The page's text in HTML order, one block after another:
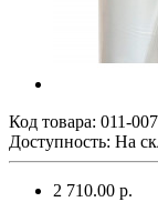
Код товара: 011-007
Доступность: На
2 710.00 р.